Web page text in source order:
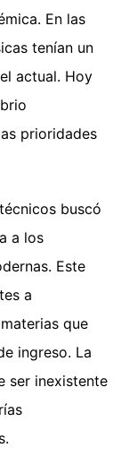
En las
tenían un
actual. Hoy
prioridades
buscó
a los
Este
a
que
ingreso. La
ser inexistente